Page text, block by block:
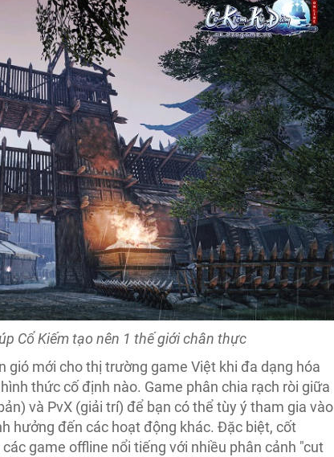
Cổ Kiếm tạo nên 1 thế giới chân thực
gió mới cho thị trường game Việt khi đa dạng hóa
thức cố định nào. Game phân chia rạch ròi giữa
và PvX (giải trí) để bạn có thể tùy ý tham gia vào
hưởng đến các hoạt động khác. Đặc biệt, cốt
game offline nổi tiếng với nhiều phân cảnh "cut